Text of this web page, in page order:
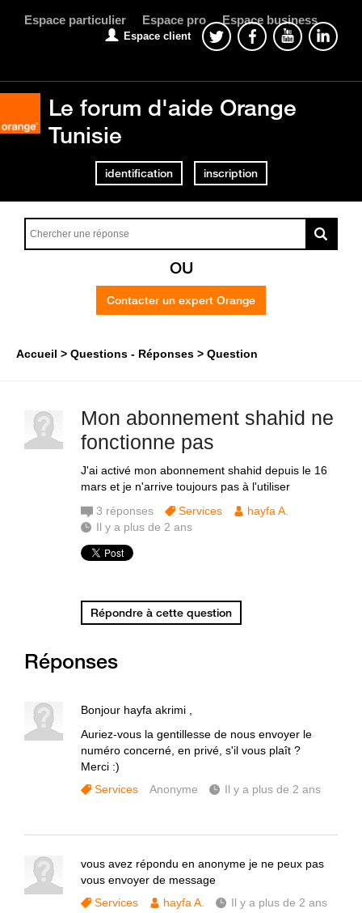
Espace particulier Espace pro Espace business
Espace client
Le forum d'aide Orange
Tunisie
identification inscription
OU
Contacter un expert Orange
Accueil Questions - Réponses Question
Mon abonnement shahid ne
fonctionne pas
J'ai activé mon abonnement shahid depuis le 16
mars et je n'arrive toujours pas à l'utiliser
3 réponses Services
hayfa A.
Il y a plus de 2 ans
Répondre à cette question
Réponses
Bonjour hayfa akrimi ,
Auriez-vous la gentillesse de nous envoyer le
numéro concerné, en privé, s'il vous plaît ?
Merci :)
Services
Anonyme Il y a plus de 2 ans
vous avez répondu en anonyme je ne peux pas
vous envoyer de message
Services
hayfa A. Il y a plus de 2 ans